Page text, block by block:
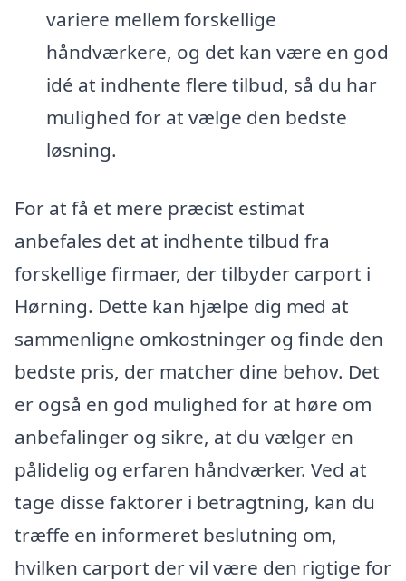
variere mellem forskellige
håndværkere, og det kan være en god
idé at indhente flere tilbud, så du har
mulighed for at vælge den bedste
løsning.
For at få et mere præcist estimat
anbefales det at indhente tilbud fra
forskellige firmaer, der tilbyder carport i
Hørning. Dette kan hjælpe dig med at
sammenligne omkostninger og finde den
bedste pris, der matcher dine behov. Det
er også en god mulighed for at høre om
anbefalinger og sikre, at du vælger en
pålidelig og erfaren håndværker. Ved at
tage disse faktorer i betragtning, kan du
træffe en informeret beslutning om,
hvilken carport der vil være den rigtige for